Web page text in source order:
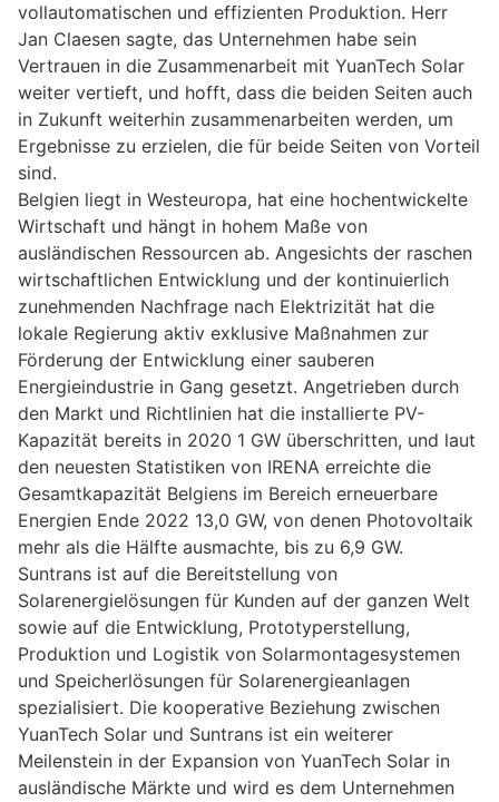
vollautomatischen und effizienten Produktion. Herr
Jan Claesen sagte, das Unternehmen habe sein
Vertrauen in die Zusammenarbeit mit YuanTech Solar
weiter vertieft, und hofft, dass die beiden Seiten auch
in Zukunft weiterhin zusammenarbeiten werden, um
Ergebnisse zu erzielen, die für beide Seiten von Vorteil
sind.
Belgien liegt in Westeuropa, hat eine hochentwickelte
Wirtschaft und hängt in hohem Maße von
ausländischen Ressourcen ab. Angesichts der raschen
wirtschaftlichen Entwicklung und der kontinuierlich
zunehmenden Nachfrage nach Elektrizität hat die
lokale Regierung aktiv exklusive Maßnahmen zur
Förderung der Entwicklung einer sauberen
Energieindustrie in Gang gesetzt. Angetrieben durch
den Markt und Richtlinien hat die installierte PV-
Kapazität bereits in 2020 1 GW überschritten, und laut
den neuesten Statistiken von IRENA erreichte die
Gesamtkapazität Belgiens im Bereich erneuerbare
Energien Ende 2022 13,0 GW, von denen Photovoltaik
mehr als die Hälfte ausmachte, bis zu 6,9 GW.
Suntrans ist auf die Bereitstellung von
Solarenergielösungen für Kunden auf der ganzen Welt
sowie auf die Entwicklung, Prototyperstellung,
Produktion und Logistik von Solarmontagesystemen
und Speicherlösungen für Solarenergieanlagen
spezialisiert. Die kooperative Beziehung zwischen
YuanTech Solar und Suntrans ist ein weiterer
Meilenstein in der Expansion von YuanTech Solar in
ausländische Märkte und wird es dem Unternehmen